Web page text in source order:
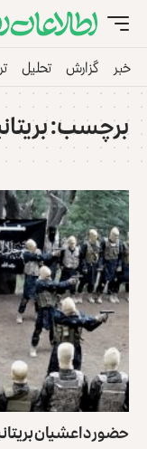
خبر گزارش تحلیل
برچسب:
حضور داعشیان